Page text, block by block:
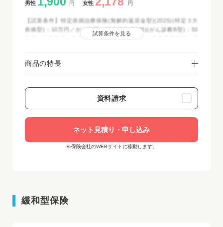
男性 円 女性 円
【試算条件】特定疾病治療保険(無解約返戻金型)(2025)(特定３大
疾病型)：10万円／がん診断一時金特約(2025)(がん診断B型)：50
万円／先進医療・患者申出療養特約：付加／区分料率適用特約：優
試算条件を見る
商品の特長
資料請求
ネット見積り・申し込み
※保険会社のWEBサイトに移動します。
緩和型保険